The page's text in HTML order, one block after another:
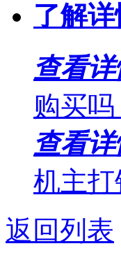
了解详
查看
购买
查看
机主
返回列表